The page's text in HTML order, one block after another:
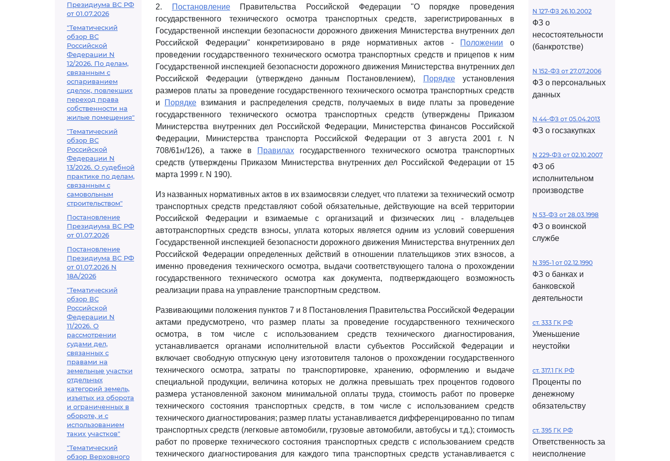
Президиума ВС РФ
от 01.07.2026
"Тематический
обзор ВС
Российской
Федерации N
12/2026. По делам,
связанным с
оспариванием
сделок, повлекших
переход права
собственности на
жилые помещения"
"Тематический
обзор ВС
Российской
Федерации N
13/2026. О судебной
практике по делам,
связанным с
самовольным
строительством"
Постановление
Президиума ВС РФ
от 01.07.2026
Постановление
Президиума ВС РФ
от 01.07.2026 N
18А/2026
"Тематический
обзор ВС
Российской
Федерации N
11/2026. О
рассмотрении
судами дел,
связанных с
правами на
земельные участки
отдельных
категорий земель,
изъятых из оборота
и ограниченных в
обороте, и с
использованием
таких участков"
"Тематический
обзор Верховного
2. ПостановлениеПравительства Российской Федерации "О порядке проведения
государственного технического осмотра транспортных средств, зарегистрированных в
Государственной инспекции безопасности дорожного движения Министерства внутренних дел
Российской Федерации" конкретизировано в ряде нормативных актов - Положении о
проведении государственного технического осмотра транспортных средств и прицепов к ним
Государственной инспекцией безопасности дорожного движения Министерства внутренних дел
Российской Федерации (утверждено данным Постановлением),
Порядкеустановления
размеров платы за проведение государственного технического осмотра транспортных средств
и
Порядке взимания и распределения средств, получаемых в виде платы за проведение
государственного технического осмотра транспортных средств (утверждены Приказом
Министерства внутренних дел Российской Федерации, Министерства финансов Российской
Федерации, Министерства транспорта Российской Федерации от 3 августа 2001 г. N
708/61н/126), а также в
Правилах государственного технического осмотра транспортных
средств (утверждены Приказом Министерства внутренних дел Российской Федерации от 15
марта 1999 г. N 190).
Из названных нормативных актов в их взаимосвязи следует, что платежи за технический осмотр
транспортных средств представляют собой обязательные, действующие на всей территории
Российской Федерации и взимаемые с организаций и физических лиц - владельцев
автотранспортных средств взносы, уплата которых является одним из условий совершения
Государственной инспекцией безопасности дорожного движения Министерства внутренних дел
Российской Федерации определенных действий в отношении плательщиков этих взносов, а
именно проведения технического осмотра, выдачи соответствующего талона о прохождении
государственного технического осмотра как документа, подтверждающего возможность
реализации права на управление транспортным средством.
Развивающими положения пунктов 7 и 8 Постановления Правительства Российской Федерации
актами предусмотрено, что размер платы за проведение государственного технического
осмотра, в том числе с использованием средств технического диагностирования,
устанавливается органами исполнительной власти субъектов Российской Федерации и
включает свободную отпускную цену изготовителя талонов о прохождении государственного
технического осмотра, затраты по транспортировке, хранению, оформлению и выдаче
специальной продукции, величина которых не должна превышать трех процентов годового
размера установленной законом минимальной оплаты труда, стоимость работ по проверке
технического состояния транспортных средств, в том числе с использованием средств
технического диагностирования; размер платы устанавливается дифференцированно по типам
транспортных средств (легковые автомобили, грузовые автомобили, автобусы и т.д.); стоимость
работ по проверке технического состояния транспортных средств с использованием средств
технического диагностирования для каждого типа транспортных средств устанавливается с
N 127-ФЗ 26.10.2002
ФЗ о
несостоятельности
(банкротстве)
N 152-ФЗ от 27.07.2006
ФЗ о персональных
данных
N 44-ФЗ от 05.04.2013
ФЗ о госзакупках
N 229-ФЗ от 02.10.2007
ФЗ об
исполнительном
производстве
N 53-ФЗ от 28.03.1998
ФЗ о воинской
службе
N 395-1 от 02.12.1990
ФЗ о банках и
банковской
деятельности
ст. 333 ГК РФ
Уменьшение
неустойки
ст. 317.1 ГК РФ
Проценты по
денежному
обязательству
ст. 395 ГК РФ
Ответственность за
неисполнение